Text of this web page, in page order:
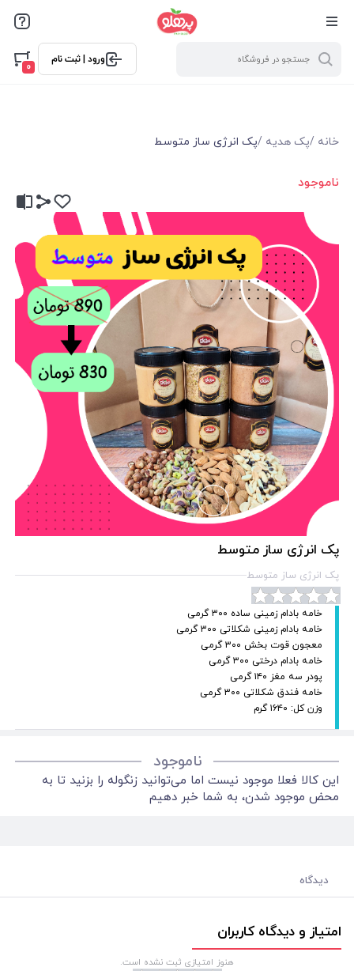
@media screen and (max-width: 500px) { .w-ch{bottom: 125px
!important; left:5px !important;} }
ورود | ثبت نام
0
خانه /پک هدیه /پک انرژی ساز متوسط
ناموجود
پک انرژی ساز متوسط
پک انرژی ساز متوسط
خامه بادام زمینی ساده ۳۰۰ گرمی
خامه بادام زمینی شکلاتی ۳۰۰ گرمی
معجون قوت بخش ۳۰۰ گرمی
خامه بادام درختی ۳۰۰ گرمی
پودر سه مغز ۱۴۰ گرمی
خامه فندق شکلاتی ۳۰۰ گرمی
‌وزن کل: ۱۶۴۰ گرم ‌‌
ناموجود
این کالا فعلا موجود نیست اما می‌توانید زنگوله را بزنید تا به
محض موجود شدن، به شما خبر دهیم
دیدگاه
امتیاز و دیدگاه کاربران
هنوز امتیازی ثبت نشده است.